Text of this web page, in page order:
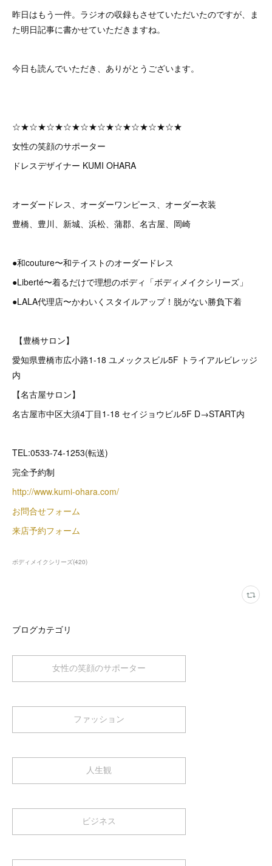
昨日はもう一件。ラジオの収録もさせていただいたのですが、ま
た明日記事に書かせていただきますね。
今日も読んでいただき、ありがとうございます。
☆★☆★☆★☆★☆★☆★☆★☆★☆★☆★
女性の笑顔のサポーター
ドレスデザイナー KUMI OHARA
オーダードレス、オーダーワンピース、オーダー衣装
豊橋、豊川、新城、浜松、蒲郡、名古屋、岡崎
●和couture〜和テイストのオーダードレス
●Liberté〜着るだけで理想のボディ「ボディメイクシリーズ」
●LALA代理店〜かわいくスタイルアップ！脱がない勝負下着
【豊橋サロン】
愛知県豊橋市広小路1-18 ユメックスビル5F トライアルビレッジ
内
【名古屋サロン】
名古屋市中区大須4丁目1-18 セイジョウビル5F D→START内
TEL:0533-74-1253(転送)
完全予約制
http://www.kumi-ohara.com/
お問合せフォーム
来店予約フォーム
ボディメイクシリーズ(420)
ブログカテゴリ
女性の笑顔のサポーター
ファッション
人生観
ビジネス